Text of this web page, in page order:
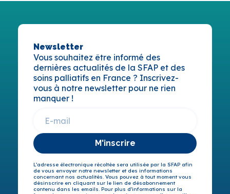
Newsletter
Vous souhaitez être informé des
dernières actualités de la SFAP et des
soins palliatifs en France ? Inscrivez-
vous à notre newsletter pour ne rien
manquer !
M'inscrire
L’adresse électronique récoltée sera utilisée par la SFAP afin
de vous envoyer notre newsletter et des informations
concernant nos actualités. Vous pouvez à tout moment vous
désinscrire en cliquant sur le lien de désabonnement
contenu dans les emails. Pour plus d’informations sur la